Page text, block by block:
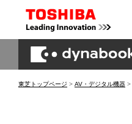
東芝トップページ > AV・デジタル機器 >